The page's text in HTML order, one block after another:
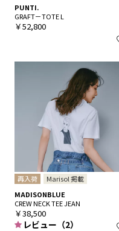
PUNTI.
GRAFT－TOTE L
￥52,800
再入荷
Marisol 掲載
MADISONBLUE
CREW NECK TEE JEAN
￥38,500
レビュー（2）